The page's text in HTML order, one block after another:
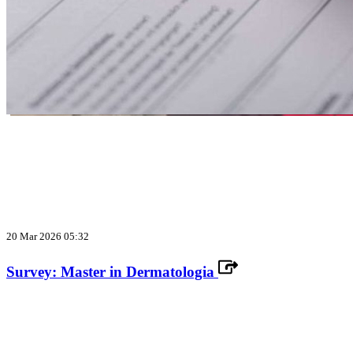
20 Mar 2026 05:32
Survey: Master in Dermatologia